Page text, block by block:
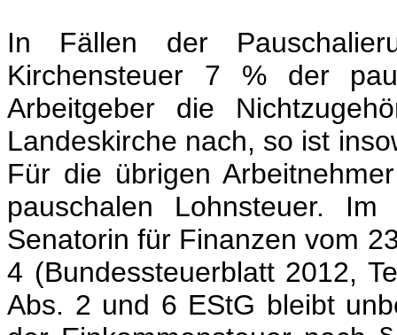
In Fällen der
Kirchensteuer 7 % der
Arbeitgeber die
Landeskirche nach, so ist
Für die übrigen
pauschalen Lohnsteuer.
Senatorin für Finanzen vom
4 (Bundessteuerblatt 2012,
Abs. 2 und 6 EStG bleibt